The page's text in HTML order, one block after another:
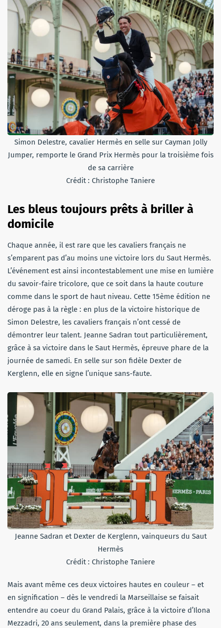
Simon Delestre, cavalier Hermès en selle sur Cayman Jolly
Jumper, remporte le Grand Prix Hermès pour la troisième fois
de sa carrière
Crédit : Christophe Taniere
Les bleus toujours prêts à briller à
domicile
Chaque année, il est rare que les cavaliers français ne
s’emparent pas d’au moins une victoire lors du Saut Hermès.
L’événement est ainsi incontestablement une mise en lumière
du savoir-faire tricolore, que ce soit dans la haute couture
comme dans le sport de haut niveau. Cette 15ème édition ne
déroge pas à la règle : en plus de la victoire historique de
Simon Delestre, les cavaliers français n’ont cessé de
démontrer leur talent. Jeanne Sadran tout particulièrement,
grâce à sa victoire dans le Saut Hermès, épreuve phare de la
journée de samedi. En selle sur son fidèle Dexter de
Kerglenn, elle en signe l’unique sans-faute.
Jeanne Sadran et Dexter de Kerglenn, vainqueurs du Saut
Hermès
Crédit : Christophe Taniere
Mais avant même ces deux victoires hautes en couleur – et
en signification – dès le vendredi la Marseillaise se faisait
entendre au coeur du Grand Palais, grâce à la victoire d’Ilona
Mezzadri, 20 ans seulement, dans la première phase des